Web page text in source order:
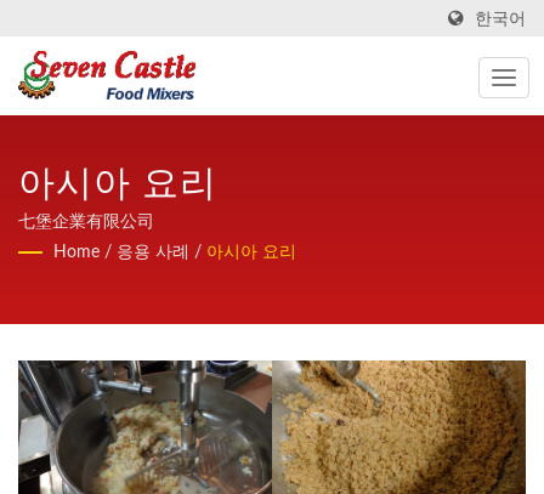
한국어
아시아 요리
七堡企業有限公司
Home / 응용 사례 / 아시아 요리